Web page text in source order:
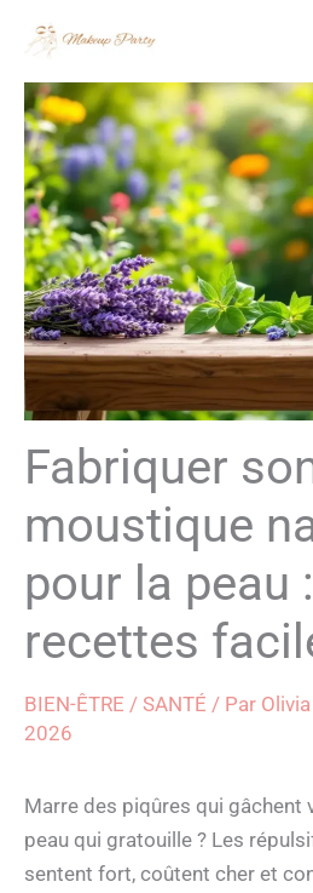
contenu
Fabriquer
moustique
pour la peau
recettes
BIEN-ÊTRE / SANTÉ / Par
2026
Marre des piqûres qui gâchent
peau qui gratouille ? Les
sentent fort, coûtent cher et